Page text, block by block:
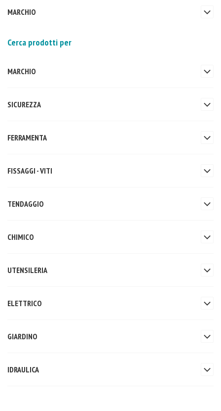
MARCHIO
Cerca prodotti per
MARCHIO
SICUREZZA
FERRAMENTA
FISSAGGI - VITI
TENDAGGIO
CHIMICO
UTENSILERIA
ELETTRICO
GIARDINO
IDRAULICA